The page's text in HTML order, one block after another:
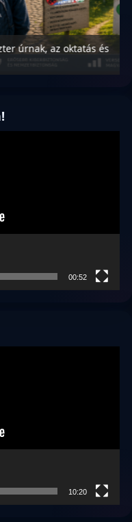
úrnak, az oktatás és
00:52
10:20